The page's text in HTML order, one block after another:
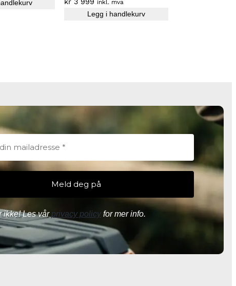
kr 3 999 inkl. mva
Legg i handlekurv
ikke! Les vårprivacy policyfor mer info.